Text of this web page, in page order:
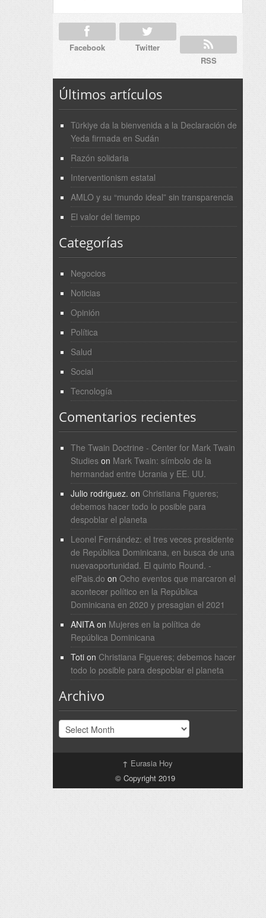
Facebook
Twitter
RSS
Últimos artículos
Türkiye da la bienvenida a la Declaración de
Yeda firmada en Sudán
Razón solidaria
Interventionism estatal
AMLO y su “mundo ideal” sin transparencia
El valor del tiempo
Categorías
Negocios
Noticias
Opinión
Política
Salud
Social
Tecnología
Comentarios recientes
The Twain Doctrine - Center for Mark Twain
Studieson Mark Twain: símbolo de la
hermandad entre Ucrania y EE. UU.
Julio rodriguez. on Christiana Figueres;
debemos hacer todo lo posible para
despoblar el planeta
Leonel Fernández: el tres veces presidente
de República Dominicana, en busca de una
nuevaoportunidad. El quinto Round. -
elPais.do on Ocho eventos que marcaron el
acontecer político en la República
Dominicana en 2020 y presagian el 2021
ANITAon Mujeres en la política de
República Dominicana
Totion Christiana Figueres; debemos hacer
todo lo posible para despoblar el planeta
Archivo
Archivo
↑ Eurasia Hoy
© Copyright 2019